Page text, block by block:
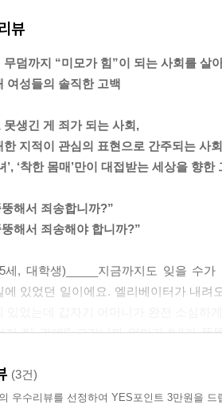
뷰
무덤까지 “미모가 힘”이 되는 사회를 살
여성들의 솔직한 고백
못생긴 게 죄가 되는 사회,
한 지적이 관심의 표현으로 간주되는 사
’, ‘착한 몸매’만이 대접받는 세상을 향한
해서 죄송합니까?”
해서 죄송해야 합니까?”
세, 대학생)_____지금까지도 잊을 수
에 있었던 일이에요. 엘리베이터가 내려
저 탄 건데!” 그러니까 엄마가 “내가
용모 단정’, ‘원조 얼짱’, ‘착한 몸매
(3건)
우수리뷰를 선정하여 YES포인트 3만원을 드